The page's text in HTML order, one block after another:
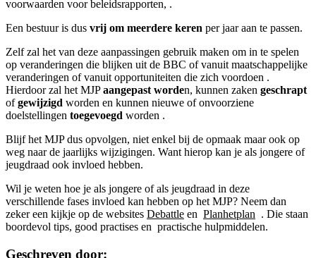
voorwaarden voor beleidsrapporten, .
Een bestuur is dus vrij om meerdere keren per jaar aan te passen.
Zelf zal het van deze aanpassingen gebruik maken om in te spelen
op veranderingen die blijken uit de BBC of vanuit maatschappelijke
veranderingen of vanuit opportuniteiten die zich voordoen .
Hierdoor zal het MJPaangepast worden, kunnen zaken geschrapt
ofgewijzigd worden en kunnen nieuwe of onvoorziene
doelstellingen toegevoegd worden .
Blijf het MJP dus opvolgen, niet enkel bij de opmaak maar ook op
weg naar de jaarlijks wijzigingen. Want hierop kan je als jongere of
jeugdraad ook invloed hebben.
Wil je weten hoe je als jongere of als jeugdraad in deze
verschillende fases invloed kan hebben op het MJP? Neem dan
zeker een kijkje op de websites Debattle en Planhetplan . Die staan
boordevol tips, good practises en practische hulpmiddelen.
Geschreven door: